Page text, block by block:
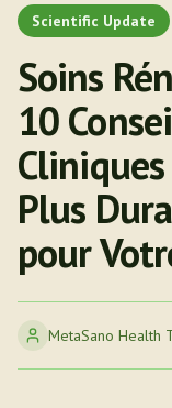
Scientific Update
Soins
10
Plus
pour
MetaSano Health